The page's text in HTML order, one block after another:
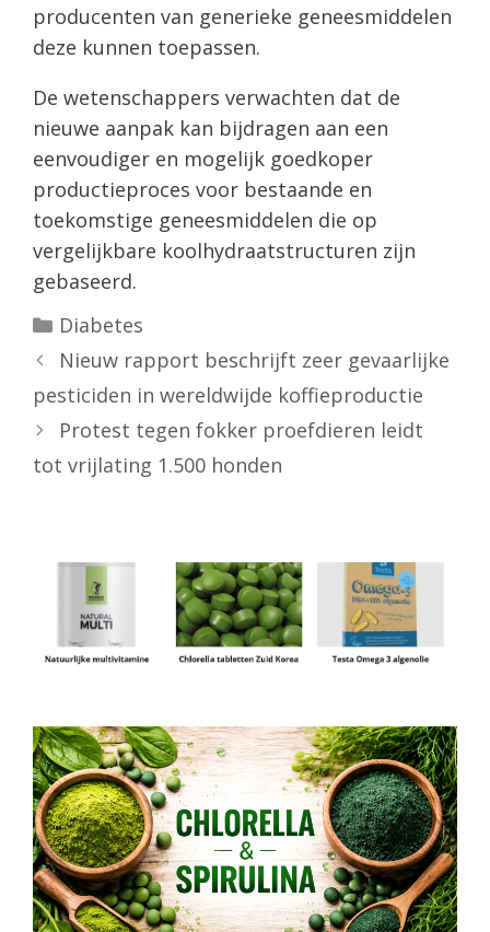
producenten van generieke geneesmiddelen
deze kunnen toepassen.
De wetenschappers verwachten dat de
nieuwe aanpak kan bijdragen aan een
eenvoudiger en mogelijk goedkoper
productieproces voor bestaande en
toekomstige geneesmiddelen die op
vergelijkbare koolhydraatstructuren zijn
gebaseerd.
Categorieën
Diabetes
Nieuw rapport beschrijft zeer gevaarlijke
pesticiden in wereldwijde koffieproductie
Protest tegen fokker proefdieren leidt
tot vrijlating 1.500 honden